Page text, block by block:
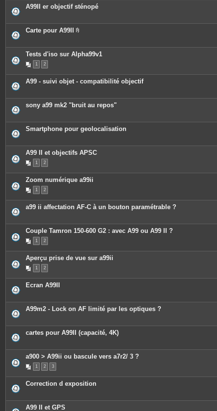
A99II er objectif sténopé
Carte pour A99II
è
c
o
e
s
Tests d'iso sur Alpha99v1
1 2
A99 - suivi objet - compatibilité objectif
sony a99 mk2 "bruit au repos"
Smartphone pour geolocalisation
A99 II et objectifs APSC
1 2
Zoom numérique a99ii
1 2
a99 ii affectation AF-C à un bouton paramétrable ?
Couple Tamron 150-600 G2 : avec A99 ou A99 II ?
1 2
Aperçu prise de vue sur a99ii
1 2
Ecran A99II
A99m2 - Lock on AF limité par les optiques ?
cartes pour A99II (capacité, 4K)
a900 > A99ii ou bascule vers a7r2/ 3 ?
1 2 3
Correction d exposition
A99 II et GPS